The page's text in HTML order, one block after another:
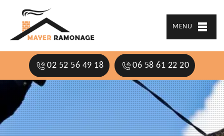
MENU
02 52 56 49 18 06 58 61 22 20